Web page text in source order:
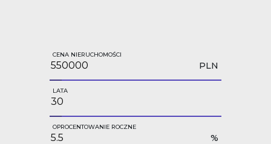
CENA NIERUCHOMOŚCI
PLN
LATA
OPROCENTOWANIE ROCZNE
%